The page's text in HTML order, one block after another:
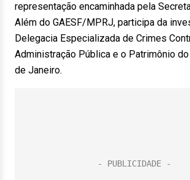
representação encaminhada pela
Além do GAESF/MPRJ, participa da
Delegacia Especializada de Crimes
Administração Pública e o Patrimônio
de Janeiro.